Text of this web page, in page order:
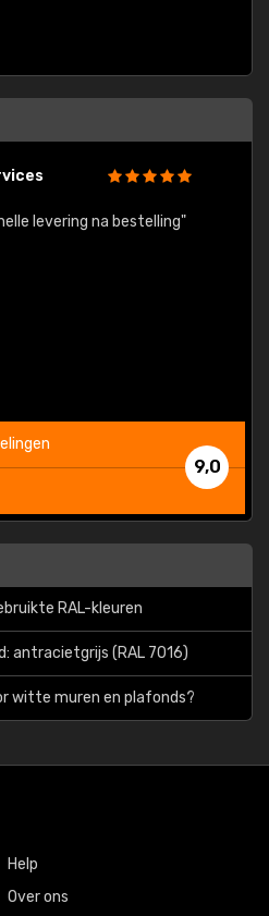
levering na bestelling"
9,0
RAL-kleuren
antracietgrijs (RAL 7016)
witte muren en plafonds?
Help
Over ons